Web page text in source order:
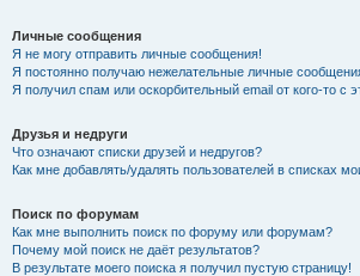
Личные сообщения
Я не могу отправить личные сообщения!
Я постоянно получаю нежелательные личные
Я получил спам или оскорбительный email от кого-то с
Друзья и недруги
Что означают списки друзей и недругов?
Как мне добавлять/удалять пользователей в списках
Поиск по форумам
Как мне выполнить поиск по форуму или форумам?
Почему мой поиск не даёт результатов?
В результате моего поиска я получил пустую страницу!